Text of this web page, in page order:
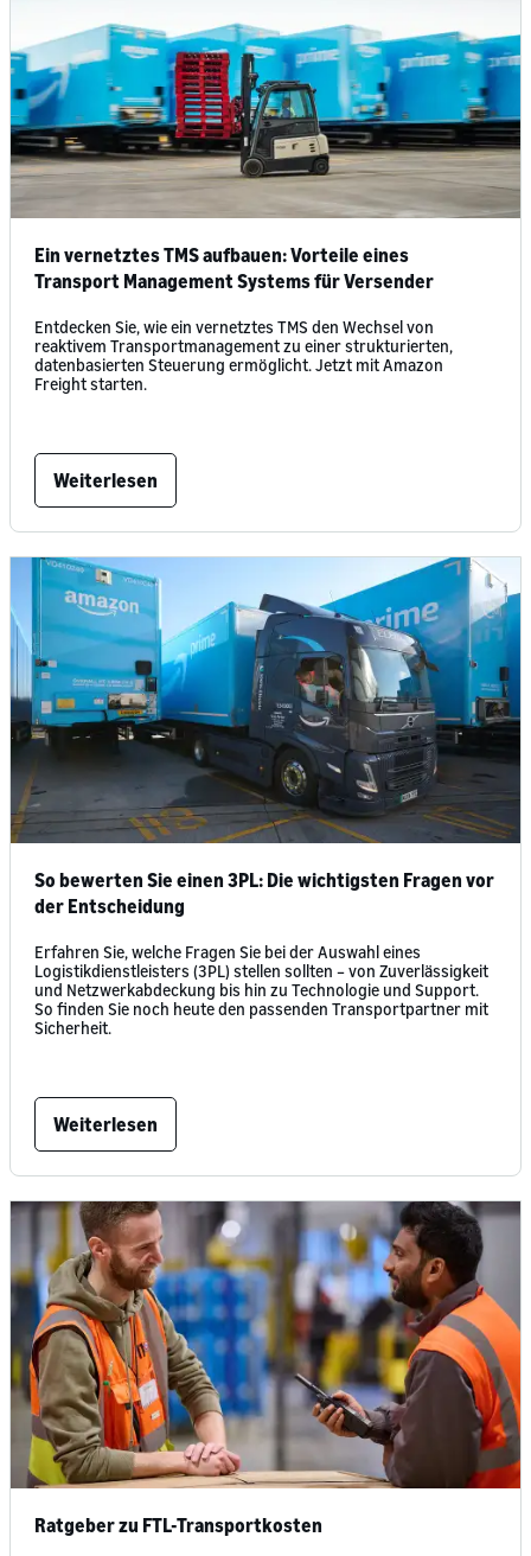
Ein vernetztes TMS aufbauen: Vorteile eines
Transport Management Systems für Versender
Entdecken Sie, wie ein vernetztes TMS den Wechsel von
reaktivem Transportmanagement zu einer strukturierten,
datenbasierten Steuerung ermöglicht. Jetzt mit Amazon
Freight starten.
Weiterlesen
So bewerten Sie einen 3PL: Die wichtigsten Fragen vor
der Entscheidung
Erfahren Sie, welche Fragen Sie bei der Auswahl eines
Logistikdienstleisters (3PL) stellen sollten – von Zuverlässigkeit
und Netzwerkabdeckung bis hin zu Technologie und Support.
So finden Sie noch heute den passenden Transportpartner mit
Sicherheit.
Weiterlesen
Ratgeber zu FTL-Transportkosten